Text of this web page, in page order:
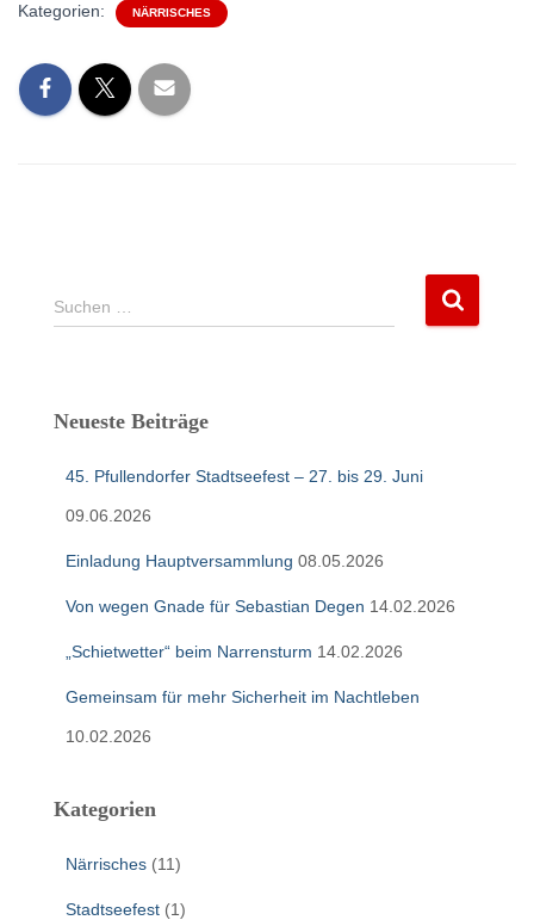
Kategorien: NÄRRISCHES
S
u
n
Suchen …
Neueste Beiträge
45. Pfullendorfer Stadtseefest – 27. bis 29. Juni
09.06.2026
Einladung Hauptversammlung 08.05.2026
Von wegen Gnade für Sebastian Degen 14.02.2026
„Schietwetter“ beim Narrensturm 14.02.2026
Gemeinsam für mehr Sicherheit im Nachtleben
10.02.2026
Kategorien
Närrisches (11)
Stadtseefest (1)